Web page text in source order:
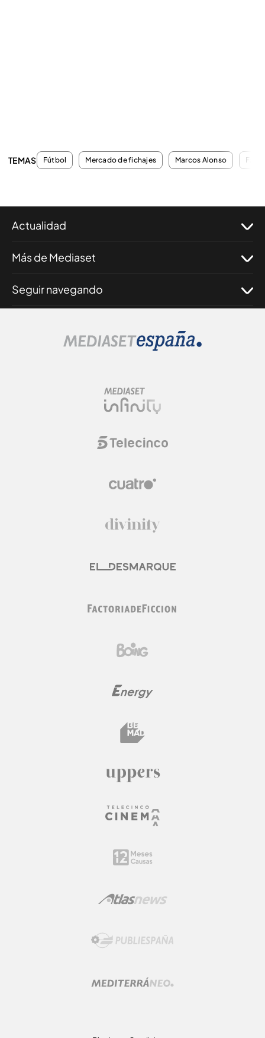
TEMAS Fútbol Mercado de fichajes Marcos Alonso
Actualidad
Más de Mediaset
Seguir navegando